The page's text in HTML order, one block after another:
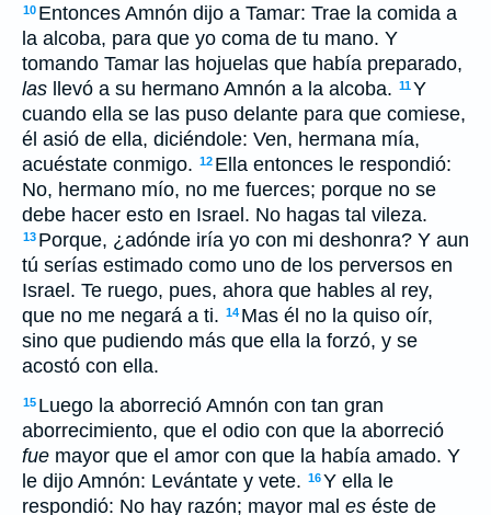
10 Entonces Amnón dijo a Tamar: Trae la comida a
la alcoba, para que yo coma de tu mano. Y
tomando Tamar las hojuelas que había preparado,
las llevó a su hermano Amnón a la alcoba. 11Y
cuando ella se las puso delante para que comiese,
él asió de ella, diciéndole: Ven, hermana mía,
acuéstate conmigo. 12 Ella entonces le respondió:
No, hermano mío, no me fuerces; porque no se
debe hacer esto en Israel. No hagas tal vileza.
13 Porque, ¿adónde iría yo con mi deshonra? Y aun
tú serías estimado como uno de los perversos en
Israel. Te ruego, pues, ahora que hables al rey,
que no me negará a ti. 14 Mas él no la quiso oír,
sino que pudiendo más que ella la forzó, y se
acostó con ella.
15 Luego la aborreció Amnón con tan gran
aborrecimiento, que el odio con que la aborreció
fue mayor que el amor con que la había amado. Y
le dijo Amnón: Levántate y vete. 16Y ella le
respondió: No hay razón; mayor mal es éste de